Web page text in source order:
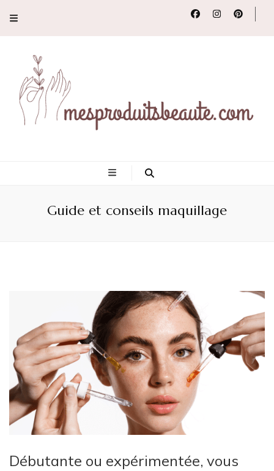
et revues de
produits beauté
Guide et conseils maquillage
Débutante ou expérimentée, vous